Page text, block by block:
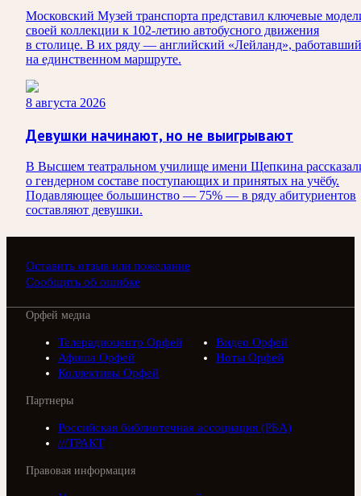
Московский Музей транспорта представил ключевые
своей коллекции к 102-летию автобусного движения
в столице. В их ряду — английский «Лейланд», работавший
на единственном маршруте.
8 августа 2026
Девушки начинают, но не выигрывают
В Высшем театральном училище имени Щепкина
о гендерном составе поступающих и принятых на учёбу.
Подавляющее большинство — 75% — в ряду абитуриентов
составляют девушки.
Оставить отзыв или пожелание
Сообщить об ошибке
Орфей медиа
Телерадиоцентр Орфей
Видео Орфей
Афиша Орфей
Ноты Орфей
Коллективы Орфей
Партнеры
Российская библиотечная ассоциация (РБА)
///ТРАКТ
Правовая информация